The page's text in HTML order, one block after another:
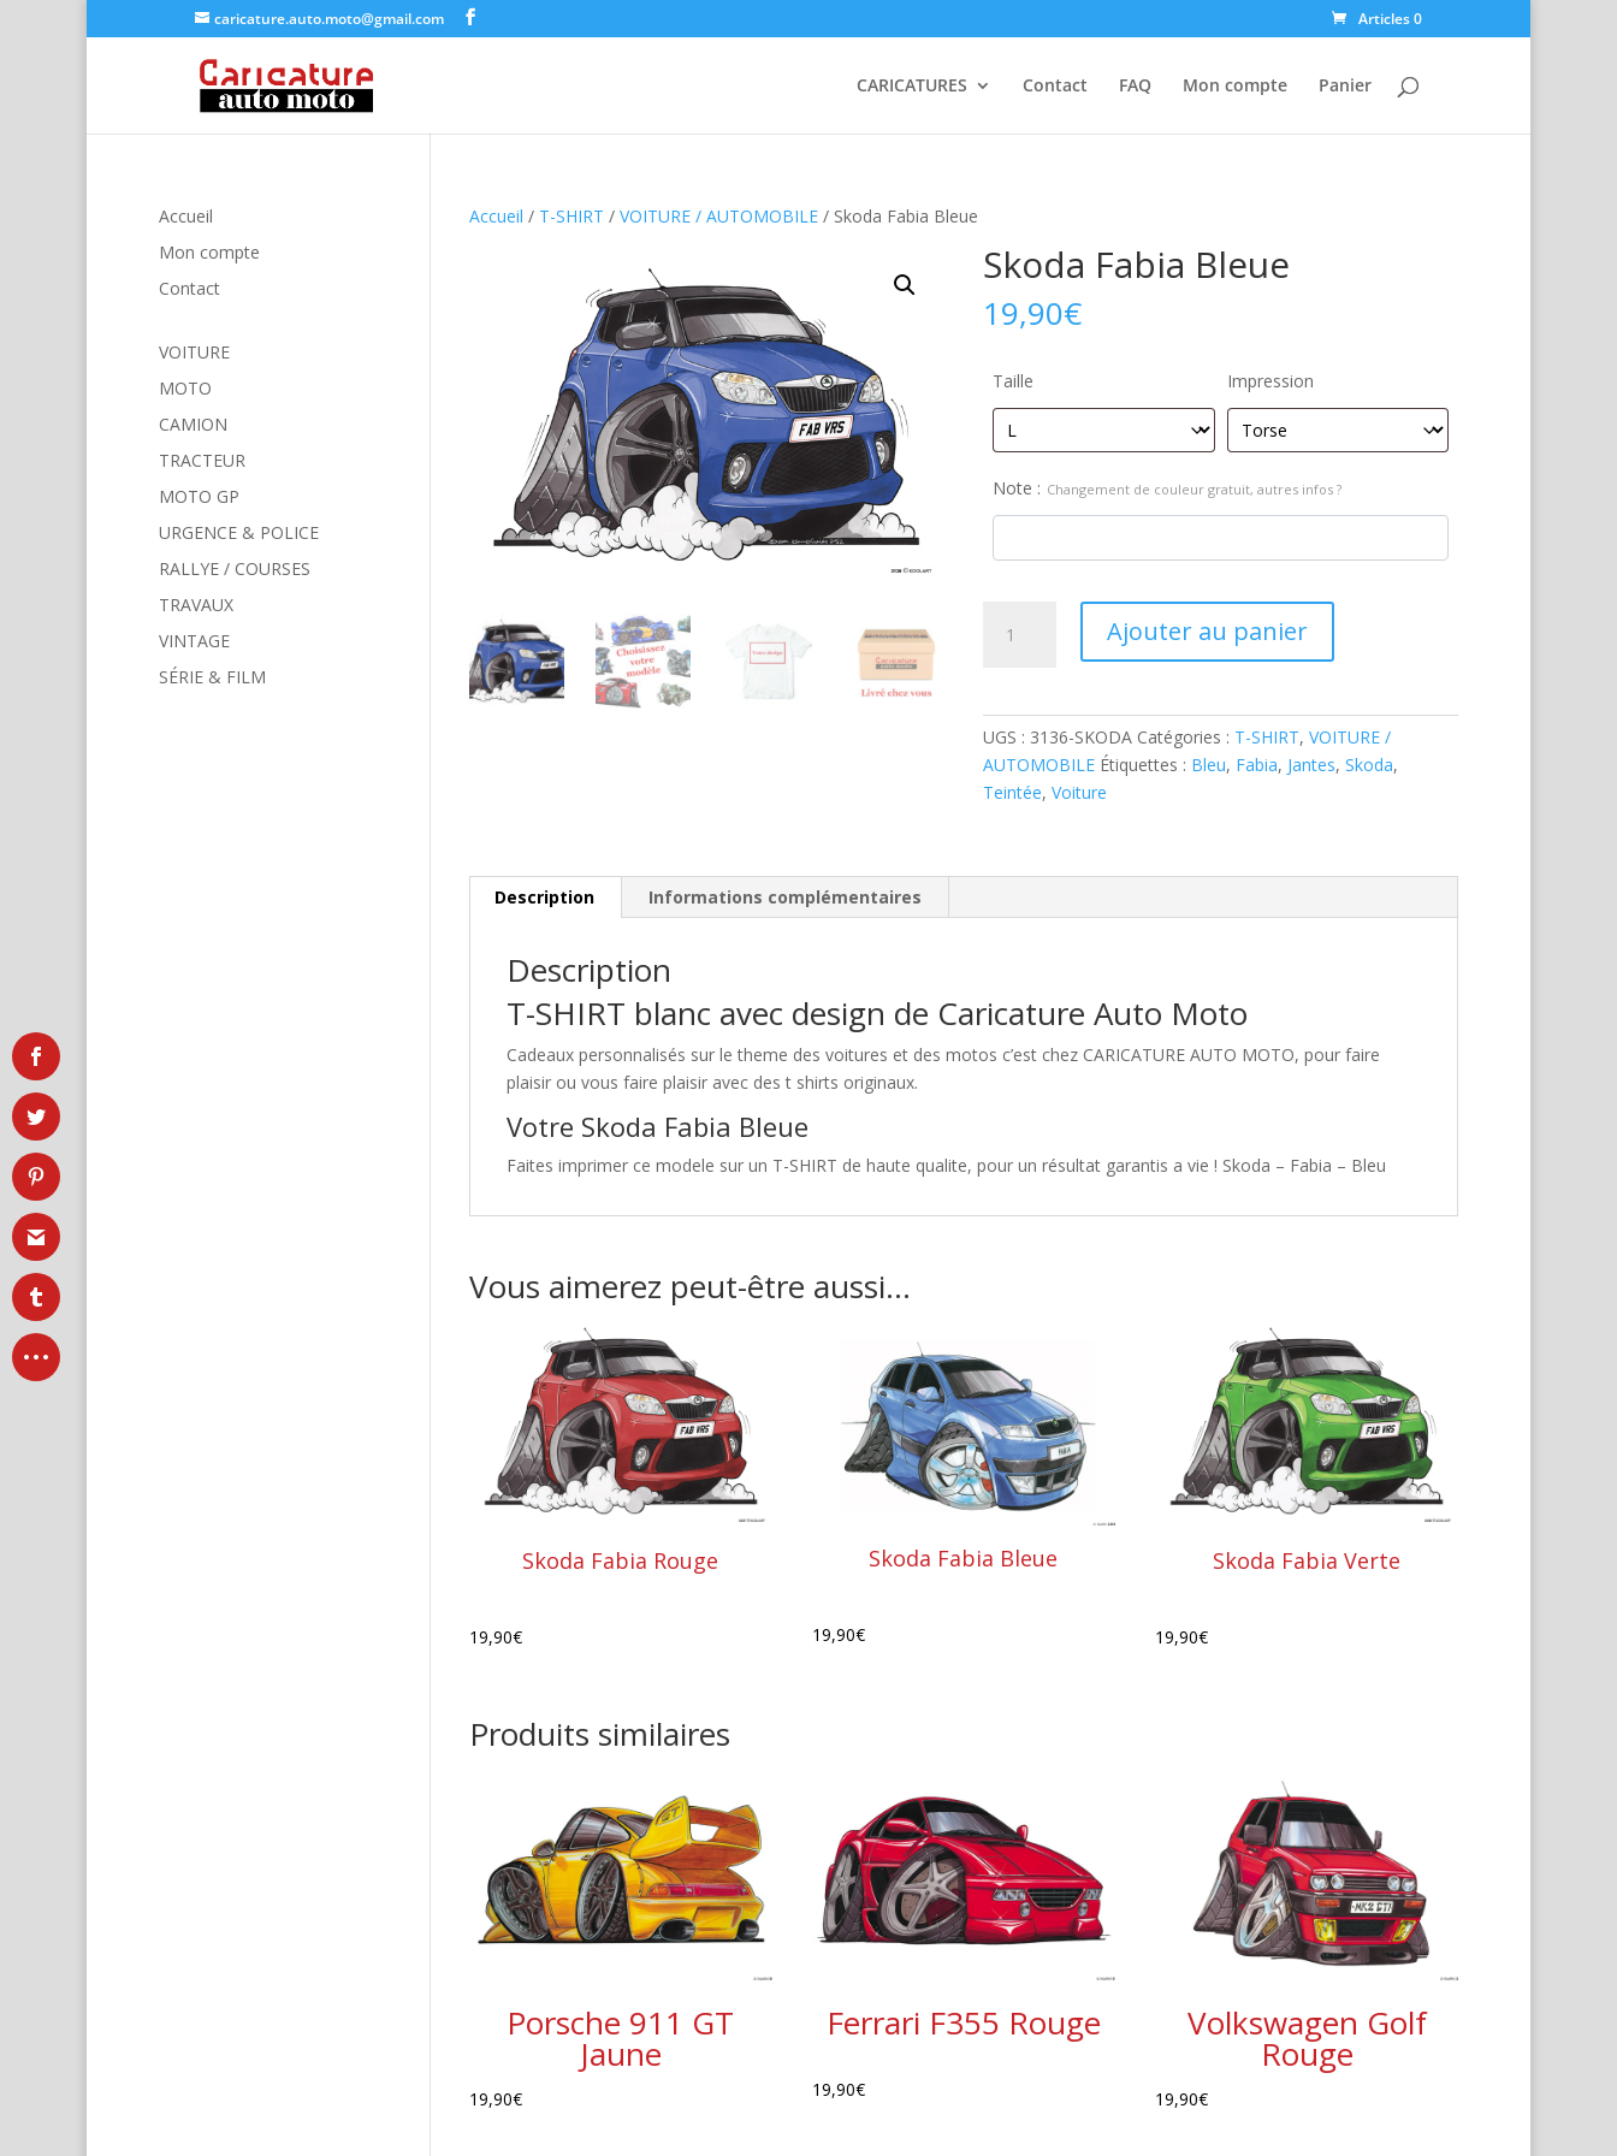
caricature.auto.moto@gmail.com Articles 0
CARICATURES Contact FAQ Mon compte Panier
Accueil / T-SHIRT / VOITURE / AUTOMOBILE/ Skoda Fabia Bleue
Skoda Fabia Bleue
19,90€
Taille Impression
Note : Changement de couleur gratuit, autres infos ?
Ajouter au panier
UGS : 3136-SKODA Catégories : T-SHIRT,VOITURE /
AUTOMOBILE Étiquettes : Bleu, Fabia, Jantes,Skoda,
Teintée,Voiture
Description Informations complémentaires
Description
T-SHIRT blanc avec design de Caricature Auto Moto
Cadeaux personnalisés sur le theme des voitures et des motos c’est chez CARICATURE AUTO MOTO, pour faire
plaisir ou vous faire plaisir avec des t shirts originaux.
Votre Skoda Fabia Bleue
Faites imprimer ce modele sur un T-SHIRT de haute qualite, pour un résultat garantis a vie ! Skoda – Fabia – Bleu
Vous aimerez peut-être aussi…
Skoda Fabia Rouge
19,90€
Skoda Fabia Bleue
19,90€
Skoda Fabia Verte
19,90€
Produits similaires
Porsche 911 GT
Jaune
19,90€
Ferrari F355 Rouge
19,90€
Volkswagen Golf
Rouge
19,90€
Accueil
Mon compte
Contact
VOITURE
MOTO
CAMION
TRACTEUR
MOTO GP
URGENCE & POLICE
RALLYE / COURSES
TRAVAUX
VINTAGE
SÉRIE & FILM